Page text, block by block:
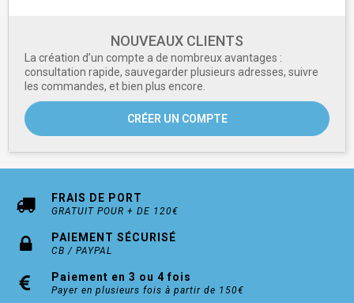
NOUVEAUX CLIENTS
La création d’un compte a de nombreux avantages :
consultation rapide, sauvegarder plusieurs adresses, suivre
les commandes, et bien plus encore.
CRÉER UN COMPTE
FRAIS DE PORT
GRATUIT POUR + DE 120€
PAIEMENT SÉCURISÉ
CB / PAYPAL
Paiement en 3 ou 4 fois
Payer en plusieurs fois à partir de 150€